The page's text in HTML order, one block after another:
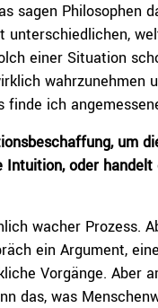
sagen Philosophen
einer Situation
wahrzunehmen
finde ich
um
oder
wacher Prozess.
ein Argument,
Vorgänge. Aber
das, was